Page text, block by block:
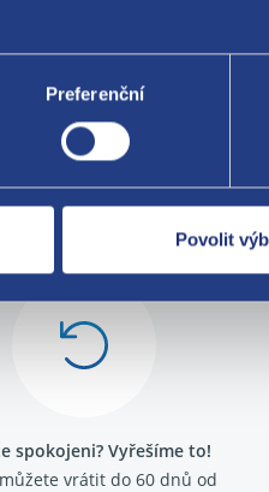
Preferenční
Povolit
spokojeni? Vyřešíme to!
vrátit do 60 dnů od